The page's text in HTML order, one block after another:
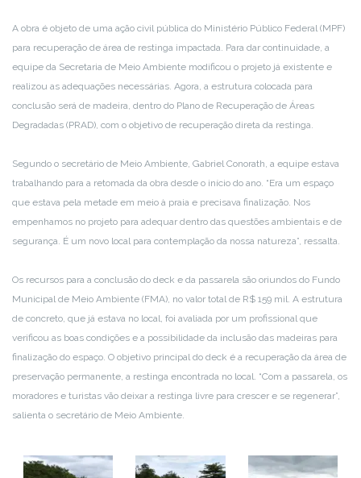
A obra é objeto de uma ação civil pública do Ministério Público Federal (MPF)
para recuperação de área de restinga impactada. Para dar continuidade, a
equipe da Secretaria de Meio Ambiente modificou o projeto já existente e
realizou as adequações necessárias. Agora, a estrutura colocada para
conclusão será de madeira, dentro do Plano de Recuperação de Áreas
Degradadas (PRAD), com o objetivo de recuperação direta da restinga.
Segundo o secretário de Meio Ambiente, Gabriel Conorath, a equipe estava
trabalhando para a retomada da obra desde o início do ano. “Era um espaço
que estava pela metade em meio à praia e precisava finalização. Nos
empenhamos no projeto para adequar dentro das questões ambientais e de
segurança. É um novo local para contemplação da nossa natureza”, ressalta.
Os recursos para a conclusão do deck e da passarela são oriundos do Fundo
Municipal de Meio Ambiente (FMA), no valor total de R$ 159 mil. A estrutura
de concreto, que já estava no local, foi avaliada por um profissional que
verificou as boas condições e a possibilidade da inclusão das madeiras para
finalização do espaço. O objetivo principal do deck é a recuperação da área de
preservação permanente, a restinga encontrada no local. “Com a passarela, os
moradores e turistas vão deixar a restinga livre para crescer e se regenerar”,
salienta o secretário de Meio Ambiente.